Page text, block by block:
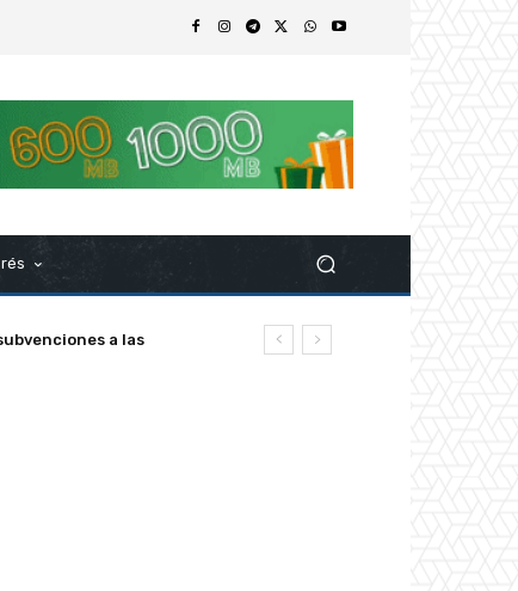
a las